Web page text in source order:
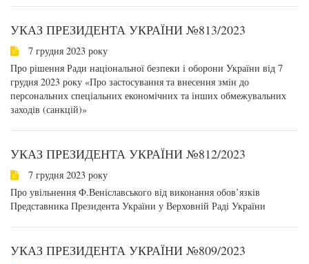
УКАЗ ПРЕЗИДЕНТА УКРАЇНИ №813/2023
7 грудня 2023 року
Про рішення Ради національної безпеки і оборони України від 7
грудня 2023 року «Про застосування та внесення змін до
персональних спеціальних економічних та інших обмежувальних
заходів (санкцій)»
УКАЗ ПРЕЗИДЕНТА УКРАЇНИ №812/2023
7 грудня 2023 року
Про увільнення Ф.Веніславського від виконання обов’язків
Представника Президента України у Верховній Раді України
УКАЗ ПРЕЗИДЕНТА УКРАЇНИ №809/2023